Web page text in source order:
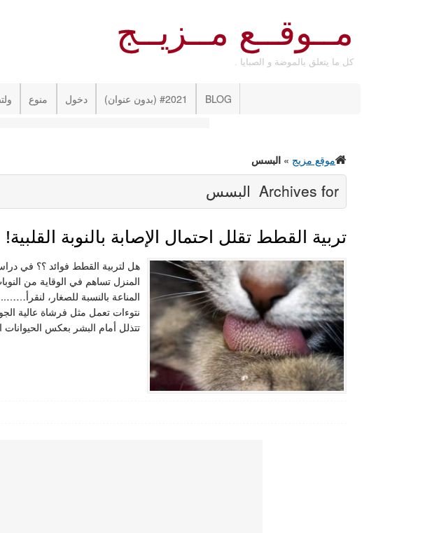
مــوقــع مــزيــج
كل ما يتعلق بالموضة و الصبايا .
منوع دخول #2021 (بدون عنوان) BLOG
موقع مزيج » البسس
Archives for البسس
تربية القطط تقلل احتمال الإصابة بالنوبة القلبية!
هل لتربية القطط فوائد ؟؟ في
المنزل تساهم في الوقاية من
المناعة بالنسبة للصغار،
نتوءات تعمل مثل فرشاة عالية
تتذلل أمام البشر بعكس